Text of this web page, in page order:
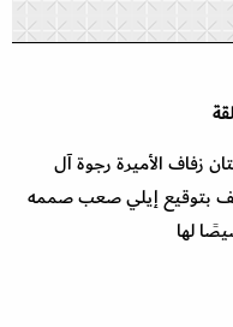
زفاف الأميرة رجوة آل
بتوقيع إيلي صعب صممه
لها